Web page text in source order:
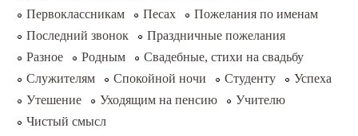
Первоклассникам
Песах
Пожелания по именам
Последний звонок
Праздничные пожелания
Разное
Родным
Свадебные, стихи на свадьбу
Служителям
Спокойной ночи Студенту
Успеха
Утешение
Уходящим на пенсию
Учителю
Чистый смысл